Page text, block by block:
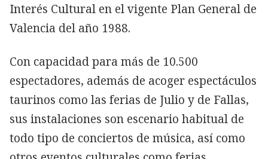
Interés Cultural en el vigente Plan General de
Valencia del año 1988.
Con capacidad para más de 10.500
espectadores, además de acoger espectáculos
taurinos como las ferias de Julio y de Fallas,
sus instalaciones son escenario habitual de
todo tipo de conciertos de música, así como